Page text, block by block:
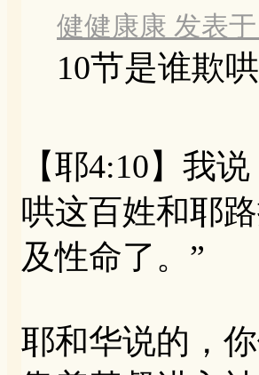
健健康康 发表
10节是谁欺
【耶4:10】我
哄这百姓和耶
及性命了。”
耶和华说的，